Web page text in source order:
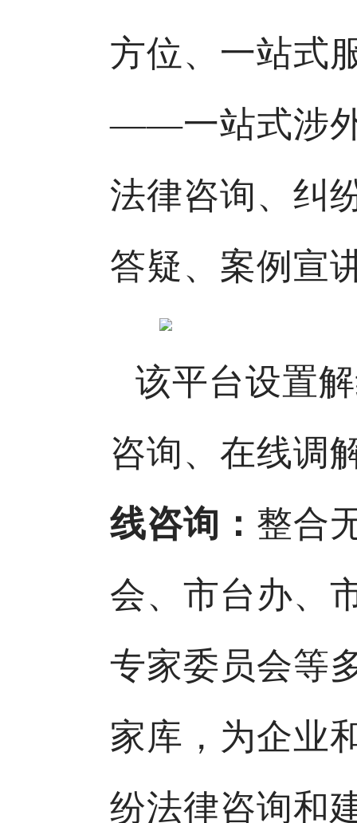
方位、一站式
——一站式涉
法律咨询、纠
答疑、案例宣
该平台设置
咨询、在线调
线咨询： 整合
会、市台办、
专家委员会等
家库，为企业
纷法律咨询和